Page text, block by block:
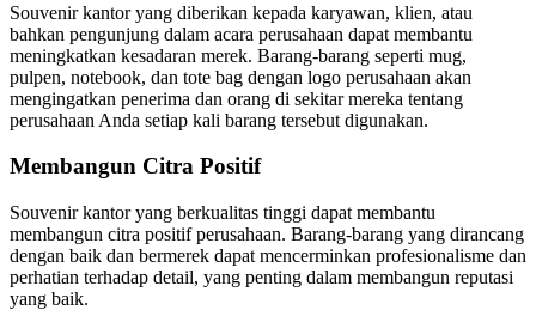
Souvenir kantor yang diberikan kepada karyawan, klien, atau
bahkan pengunjung dalam acara perusahaan dapat membantu
meningkatkan kesadaran merek. Barang-barang seperti mug,
pulpen, notebook, dan tote bag dengan logo perusahaan akan
mengingatkan penerima dan orang di sekitar mereka tentang
perusahaan Anda setiap kali barang tersebut digunakan.
Membangun Citra Positif
Souvenir kantor yang berkualitas tinggi dapat membantu
membangun citra positif perusahaan. Barang-barang yang dirancang
dengan baik dan bermerek dapat mencerminkan profesionalisme dan
perhatian terhadap detail, yang penting dalam membangun reputasi
yang baik.